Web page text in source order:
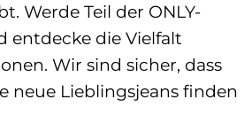
Werde Teil der ONLY-
entdecke die Vielfalt
Wir sind sicher, dass
neue Lieblingsjeans finden